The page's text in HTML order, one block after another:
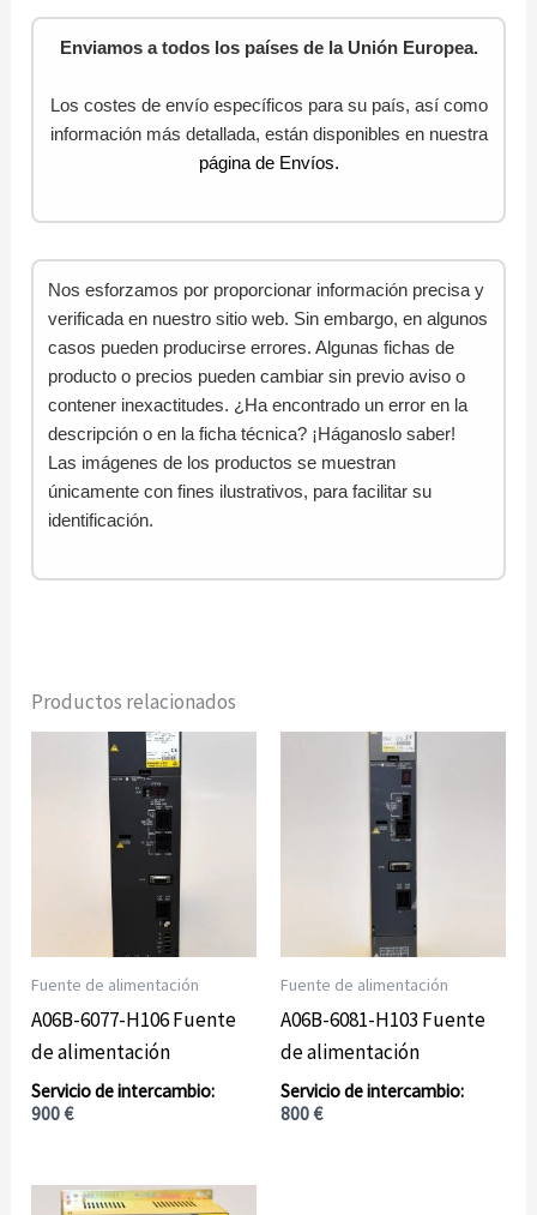
Enviamos a todos los países de la Unión Europea.
Los costes de envío específicos para su país, así como
información más detallada, están disponibles en nuestra
página de Envíos.
Nos esforzamos por proporcionar información precisa y
verificada en nuestro sitio web. Sin embargo, en algunos
casos pueden producirse errores. Algunas fichas de
producto o precios pueden cambiar sin previo aviso o
contener inexactitudes. ¿Ha encontrado un error en la
descripción o en la ficha técnica? ¡Háganoslo saber!
Las imágenes de los productos se muestran
únicamente con fines ilustrativos, para facilitar su
identificación.
Productos relacionados
Fuente de alimentación
A06B-6077-H106 Fuente
de alimentación
900€
Fuente de alimentación
A06B-6081-H103 Fuente
de alimentación
800€